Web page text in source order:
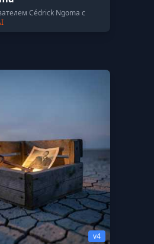
Cédrick Ngoma с
v4